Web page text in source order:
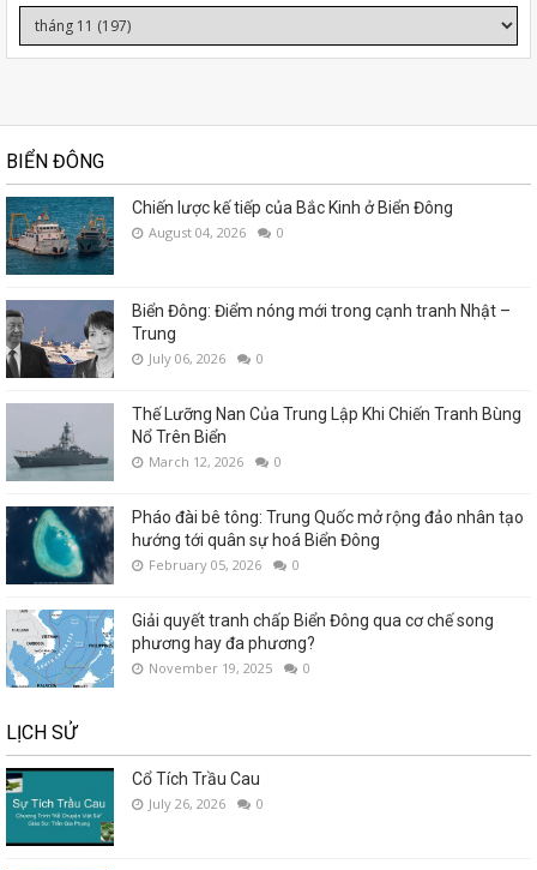
BIỂN ĐÔNG
Chiến lược kế tiếp của Bắc Kinh ở Biển Đông
August 04, 2026 0
Biển Đông: Điểm nóng mới trong cạnh tranh Nhật –
Trung
July 06, 2026 0
Thế Lưỡng Nan Của Trung Lập Khi Chiến Tranh Bùng
Nổ Trên Biển
March 12, 2026 0
Pháo đài bê tông: Trung Quốc mở rộng đảo nhân tạo
hướng tới quân sự hoá Biển Đông
February 05, 2026 0
Giải quyết tranh chấp Biển Đông qua cơ chế song
phương hay đa phương?
November 19, 2025 0
LỊCH SỬ
Cổ Tích Trầu Cau
July 26, 2026 0